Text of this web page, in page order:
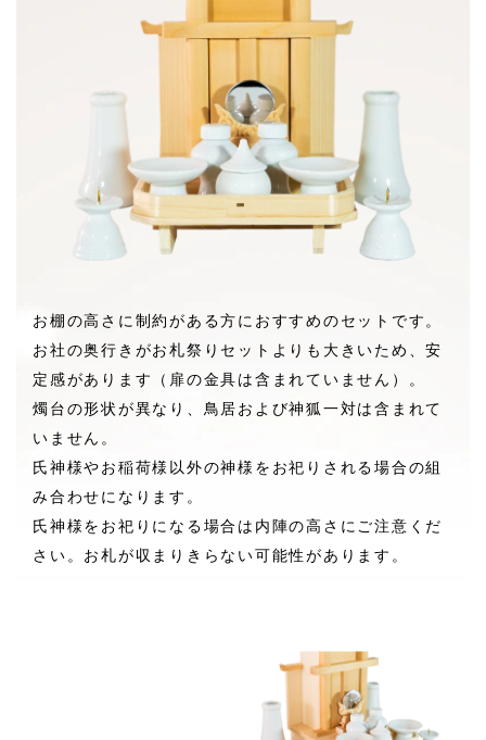
お棚の高さに制約がある方におすすめのセットです。
お社の奥行きがお札祭りセットよりも大きいため、安
定感があります（扉の金具は含まれていません）。
燭台の形状が異なり、鳥居および神狐一対は含まれて
いません。
氏神様やお稲荷様以外の神様をお祀りされる場合の組
み合わせになります。
氏神様をお祀りになる場合は内陣の高さにご注意くだ
さい。お札が収まりきらない可能性があります。